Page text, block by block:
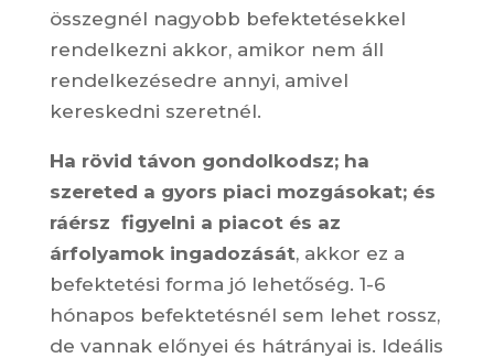
összegnél nagyobb befektetésekkel
rendelkezni akkor, amikor nem áll
rendelkezésedre annyi, amivel
kereskedni szeretnél.
Ha rövid távon gondolkodsz; ha
szereted a gyors piaci mozgásokat; és
ráérsz figyelni a piacot és az
árfolyamok ingadozását, akkor ez a
befektetési forma jó lehetőség. 1-6
hónapos befektetésnél sem lehet rossz,
de vannak előnyei és hátrányai is. Ideális